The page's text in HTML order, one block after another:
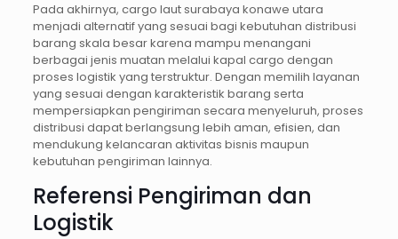
Pada akhirnya, cargo laut surabaya konawe utara
menjadi alternatif yang sesuai bagi kebutuhan distribusi
barang skala besar karena mampu menangani
berbagai jenis muatan melalui kapal cargo dengan
proses logistik yang terstruktur. Dengan memilih layanan
yang sesuai dengan karakteristik barang serta
mempersiapkan pengiriman secara menyeluruh, proses
distribusi dapat berlangsung lebih aman, efisien, dan
mendukung kelancaran aktivitas bisnis maupun
kebutuhan pengiriman lainnya.
Referensi Pengiriman dan
Logistik